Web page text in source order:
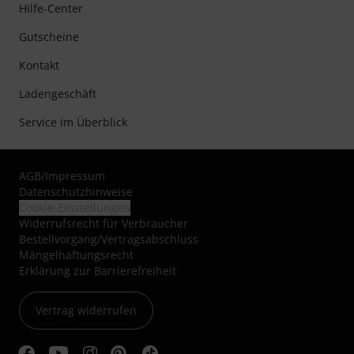
Hilfe-Center
Gutscheine
Kontakt
Ladengeschäft
Service im Überblick
AGB/Impressum
Datenschutzhinweise
Widerrufsrecht für Verbraucher
Bestellvorgang/Vertragsabschluss
Mängelhaftungsrecht
Erklärung zur Barrierefreiheit
Vertrag widerrufen